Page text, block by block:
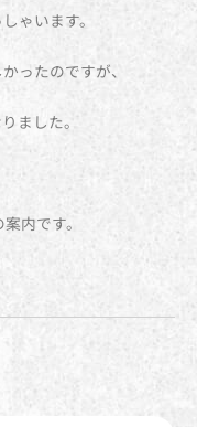
ゃいます。
ったのですが、
ました。
内です。